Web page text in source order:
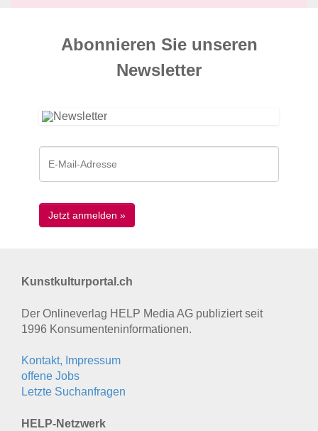
Abonnieren Sie unseren
News­letter
Kunstkulturportal.ch
Der Onlineverlag HELP Media AG publiziert seit
1996 Konsumenten­informationen.
Kontakt, Impressum
offene Jobs
Letzte Suchanfragen
HELP-Netzwerk